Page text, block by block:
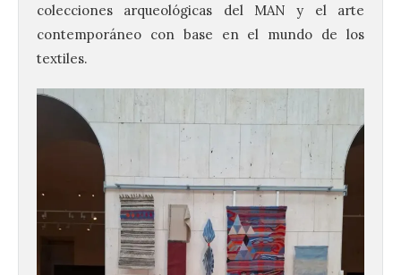
colecciones arqueológicas del MAN y el arte
contemporáneo con base en el mundo de los
textiles.